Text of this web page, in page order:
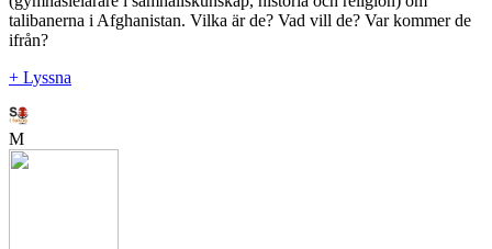
talibanerna i Afghanistan. Vilka är de? Vad vill de? Var kommer de
ifrån?
+ Lyssna
M